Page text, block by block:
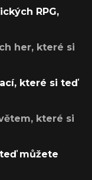
RPG,
her, které si
které si teď
které si
můžete